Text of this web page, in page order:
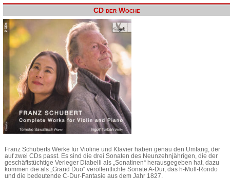
CD der Woche
Franz Schuberts Werke für Violine und Klavier haben genau den Umfang, der
auf zwei CDs passt. Es sind die drei Sonaten des Neunzehnjährigen, die der
geschäftstüchtige Verleger Diabelli als „Sonatinen“ herausgegeben hat, dazu
kommen die als „Grand Duo“ veröffentlichte Sonate A-Dur, das h-Moll-Rondo
und die bedeutende C-Dur-Fantasie aus dem Jahr 1827.